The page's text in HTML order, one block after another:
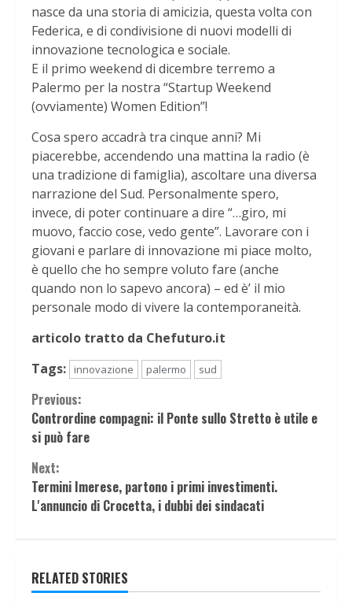
nasce da una storia di amicizia, questa volta con
Federica, e di condivisione di nuovi modelli di
innovazione tecnologica e sociale.
E il primo weekend di dicembre terremo a
Palermo per la nostra “Startup Weekend
(ovviamente) Women Edition”!
Cosa spero accadrà tra cinque anni? Mi
piacerebbe, accendendo una mattina la radio (è
una tradizione di famiglia), ascoltare una diversa
narrazione del Sud. Personalmente spero,
invece, di poter continuare a dire “…giro, mi
muovo, faccio cose, vedo gente”. Lavorare con i
giovani e parlare di innovazione mi piace molto,
è quello che ho sempre voluto fare (anche
quando non lo sapevo ancora) – ed è’ il mio
personale modo di vivere la contemporaneità.
articolo tratto da Chefuturo.it
Tags:
innovazione palermo sud
Continue
Reading
Previous:
Contrordine compagni: il Ponte sullo Stretto è utile e
si può fare
Next:
Termini Imerese, partono i primi investimenti.
L'annuncio di Crocetta, i dubbi dei sindacati
RELATED STORIES